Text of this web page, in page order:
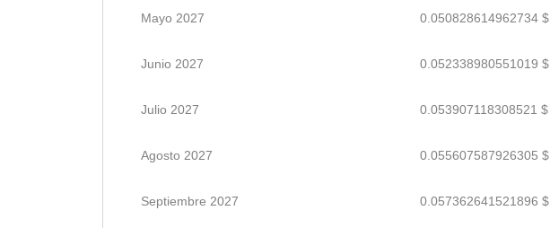
Mayo 2027 0.050828614962734 $
Junio 2027 0.052338980551019 $
Julio 2027 0.053907118308521 $
Agosto 2027 0.055607587926305 $
Septiembre 2027 0.057362641521896 $